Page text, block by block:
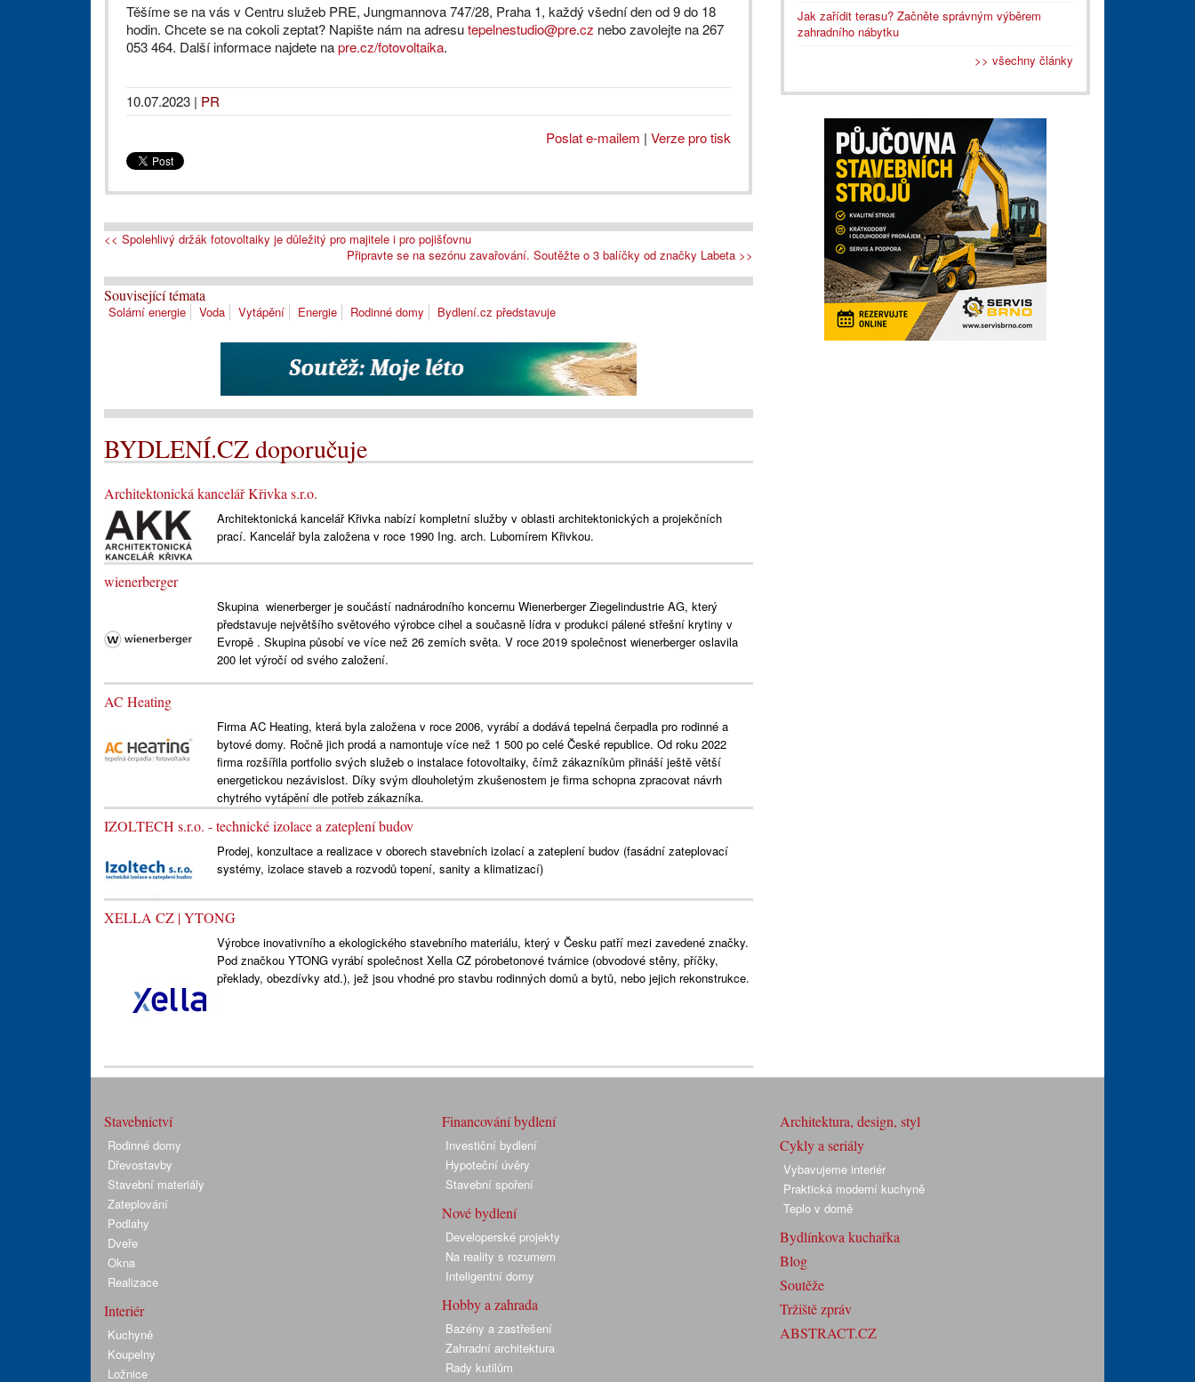
Těšíme se na vás v Centru služeb PRE, Jungmannova 747/28, Praha 1, každý všední den od 9 do 18
hodin. Chcete se na cokoli zeptat? Napište nám na adresutepelnestudio@pre.cz nebo zavolejte na 267
053 464. Další informace najdete napre.cz/fotovoltaika.
10.07.2023 | PR
Poslat e-mailem | Verze pro tisk
<< Spolehlivý držák fotovoltaiky je důležitý pro majitele i pro pojišťovnu
Připravte se na sezónu zavařování. Soutěžte o 3 balíčky od značky Labeta >>
Související témata
Solární energie Voda Vytápění Energie Rodinné domy Bydlení.cz představuje
BYDLENÍ.CZ doporučuje
Architektonická kancelář Křivka s.r.o.
Architektonická kancelář Křivka nabízí kompletní služby v oblasti architektonických a projekčních
prací. Kancelář byla založena v roce 1990 Ing. arch. Lubomírem Křivkou.
wienerberger
Skupina wienerberger je součástí nadnárodního koncernu Wienerberger Ziegelindustrie AG, který
představuje největšího světového výrobce cihel a současně lídra v produkci pálené střešní krytiny v
Evropě . Skupina působí ve více než 26 zemích světa. V roce 2019 společnost wienerberger oslavila
200 let výročí od svého založení.
AC Heating
Firma AC Heating, která byla založena v roce 2006, vyrábí a dodává tepelná čerpadla pro rodinné a
bytové domy. Ročně jich prodá a namontuje více než 1 500 po celé České republice. Od roku 2022
firma rozšířila portfolio svých služeb o instalace fotovoltaiky, čímž zákazníkům přináší ještě větší
energetickou nezávislost. Díky svým dlouholetým zkušenostem je firma schopna zpracovat návrh
chytrého vytápění dle potřeb zákazníka.
IZOLTECH s.r.o. - technické izolace a zateplení budov
Prodej, konzultace a realizace v oborech stavebních izolací a zateplení budov (fasádní zateplovací
systémy, izolace staveb a rozvodů topení, sanity a klimatizací)
XELLA CZ | YTONG
Výrobce inovativního a ekologického stavebního materiálu, který v Česku patří mezi zavedené značky.
Pod značkou YTONG vyrábí společnost Xella CZ pórobetonové tvárnice (obvodové stěny, příčky,
překlady, obezdívky atd.), jež jsou vhodné pro stavbu rodinných domů a bytů, nebo jejich rekonstrukce.
Jak zařídit terasu? Začněte správným výběrem
zahradního nábytku
>> všechny články
Stavebnictví
Rodinné domy
Dřevostavby
Stavební materiály
Zateplování
Podlahy
Dveře
Okna
Realizace
Interiér
Kuchyně
Koupelny
Ložnice
Financování bydlení
Investiční bydlení
Hypoteční úvěry
Stavební spoření
Nové bydlení
Developerské projekty
Na reality s rozumem
Inteligentní domy
Hobby a zahrada
Bazény a zastřešení
Zahradní architektura
Rady kutilům
Architektura, design, styl
Cykly a seriály
Vybavujeme interiér
Praktická moderní kuchyně
Teplo v domě
Bydlínkova kuchařka
Blog
Soutěže
Tržiště zpráv
ABSTRACT.CZ